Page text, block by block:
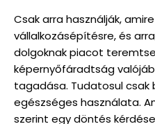
Csak arra használják,
vállalkozásépítésre, és
dolgoknak piacot
képernyőfáradtság
tagadása. Tudatosul csak
egészséges használata.
szerint egy döntés